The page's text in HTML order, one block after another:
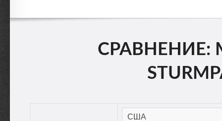
О НАС / ОБРАТНАЯ СВЯЗЬ
СРАВНЕНИЕ: